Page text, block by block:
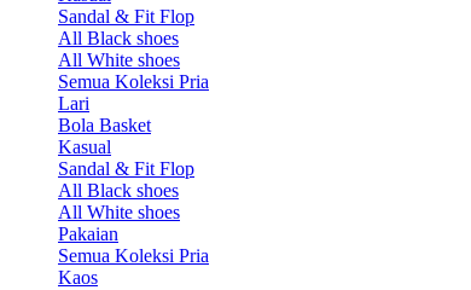
Sandal & Fit Flop
All Black shoes
All White shoes
Semua Koleksi Pria
Lari
Bola Basket
Kasual
Sandal & Fit Flop
All Black shoes
All White shoes
Pakaian
Semua Koleksi Pria
Kaos